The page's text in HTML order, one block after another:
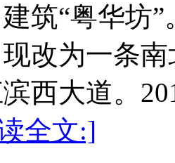
筑“粤华坊
改为一条
西大道。
全文:]